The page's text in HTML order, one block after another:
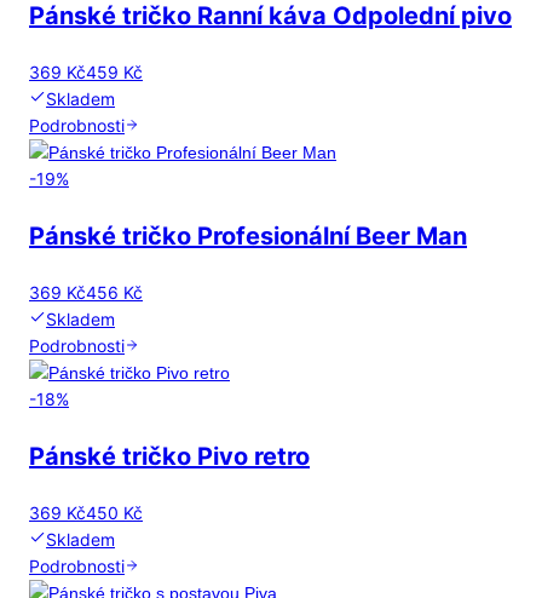
Pánské tričko Ranní káva Odpolední pivo
369 Kč459 Kč
Skladem
Podrobnosti
-19%
Pánské tričko Profesionální Beer Man
369 Kč456 Kč
Skladem
Podrobnosti
-18%
Pánské tričko Pivo retro
369 Kč450 Kč
Skladem
Podrobnosti